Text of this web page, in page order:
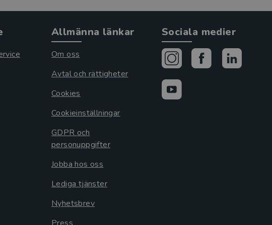
Allmänna länkar
Om oss
Avtal och rättigheter
Cookies
Cookieinställningar
GDPR och
personuppgifter
Jobba hos oss
Lediga tjänster
Nyhetsbrev
Sociala medier